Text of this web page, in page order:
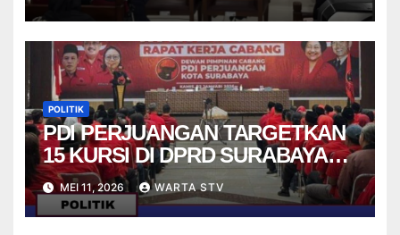
POLITIK
PDI PERJUANGAN TARGETKAN
15 KURSI DI DPRD SURABAYA
PADA PEMILU 2029
MEI 11, 2026 WARTA STV